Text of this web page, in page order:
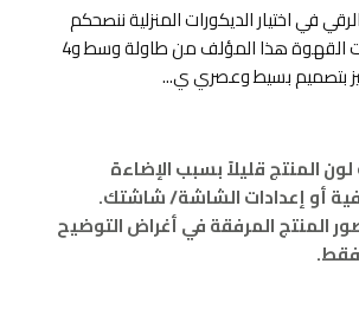
في اختيار الديكورات المنزلية ننصحكم
بطلب طقم طاولات القهوة هذا المؤلف من طاولة وسط و4
بتصميم بسيط وعصري ي...
المنتج قليلاً بسبب الإضاءة
أو إعدادات الشاشة/ شاشتك.
المنتج المرفقة في أغراض التوضيح
فقط.